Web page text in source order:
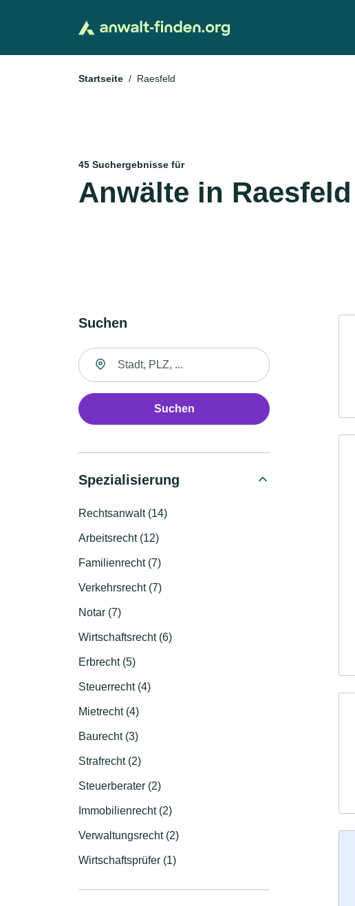
Startseite Raesfeld
45 Suchergebnisse für
Anwälte in Raesfeld
Suchen
Suche nach Ort
Suchen
Spezialisierung
Rechtsanwalt (14)
Arbeitsrecht (12)
Familienrecht (7)
Verkehrsrecht (7)
Notar (7)
Wirtschaftsrecht (6)
Erbrecht (5)
Steuerrecht (4)
Mietrecht (4)
Baurecht (3)
Strafrecht (2)
Steuerberater (2)
Immobilienrecht (2)
Verwaltungsrecht (2)
Wirtschaftsprüfer (1)